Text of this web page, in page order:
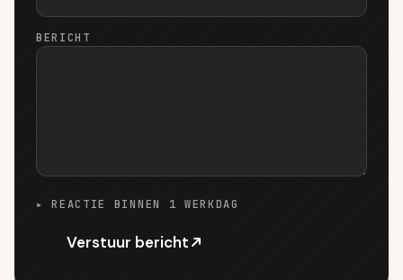
BERICHT
▸ REACTIE BINNEN 1 WERKDAG
Verstuur bericht